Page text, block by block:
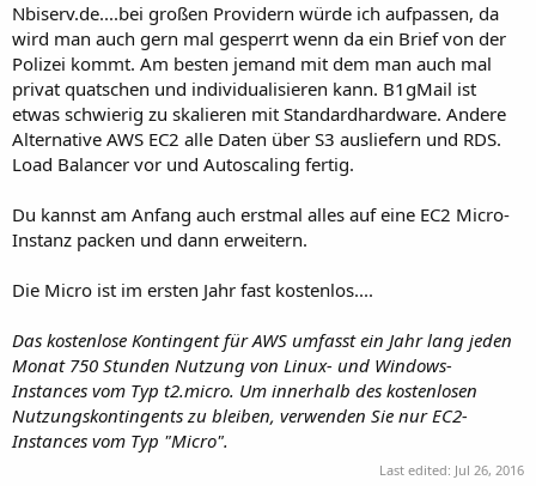
Nbiserv.de....bei großen Providern würde ich aufpassen, da
wird man auch gern mal gesperrt wenn da ein Brief von der
Polizei kommt. Am besten jemand mit dem man auch mal
privat quatschen und individualisieren kann. B1gMail ist
etwas schwierig zu skalieren mit Standardhardware. Andere
Alternative AWS EC2 alle Daten über S3 ausliefern und RDS.
Load Balancer vor und Autoscaling fertig.
Du kannst am Anfang auch erstmal alles auf eine EC2 Micro-
Instanz packen und dann erweitern.
Die Micro ist im ersten Jahr fast kostenlos....
Das kostenlose Kontingent für AWS umfasst ein Jahr lang jeden
Monat 750 Stunden Nutzung von Linux- und Windows-
Instances vom Typ t2.micro. Um innerhalb des kostenlosen
Nutzungskontingents zu bleiben, verwenden Sie nur EC2-
Instances vom Typ "Micro".
Last edited: Jul 26, 2016